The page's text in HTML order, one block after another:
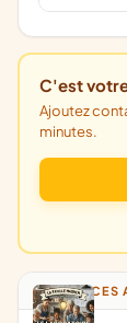
C'est
Ajoutez contact, activités, photos et annonces. Gratuit, en 5
minutes.